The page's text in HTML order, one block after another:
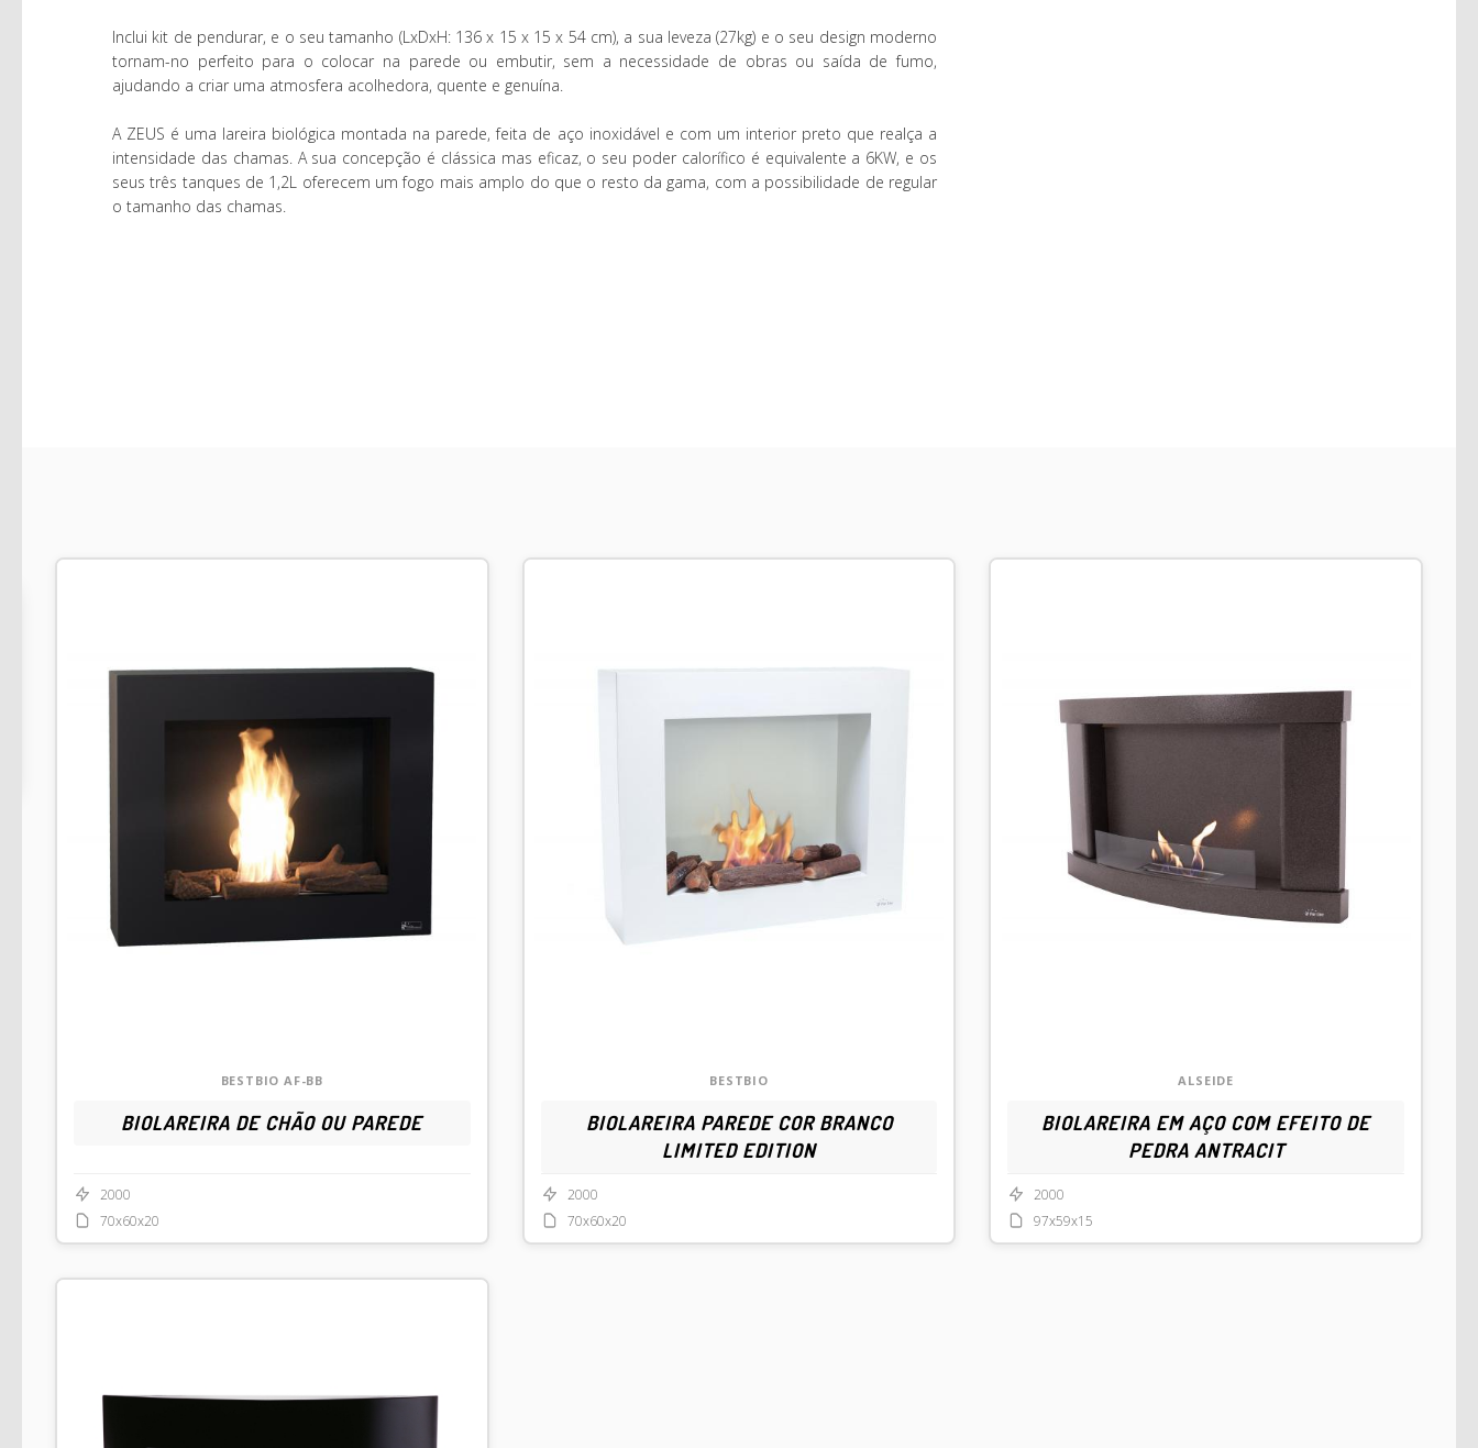
Inclui kit de pendurar, e o seu tamanho (LxDxH: 136 x 15 x 15 x 54 cm), a sua leveza (27kg) e o seu design moderno
tornam-no perfeito para o colocar na parede ou embutir, sem a necessidade de obras ou saída de fumo,
ajudando a criar uma atmosfera acolhedora, quente e genuína.
A ZEUS é uma lareira biológica montada na parede, feita de aço inoxidável e com um interior preto que realça a
intensidade das chamas. A sua concepção é clássica mas eficaz, o seu poder calorífico é equivalente a 6KW, e os
seus três tanques de 1,2L oferecem um fogo mais amplo do que o resto da gama, com a possibilidade de regular
o tamanho das chamas.
BESTBIO AF-BB
BIOLAREIRA DE CHÃO OU PAREDE
2000
70x60x20
BESTBIO
BIOLAREIRA PAREDE COR BRANCO
LIMITED EDITION
2000
70x60x20
ALSEIDE
BIOLAREIRA EM AÇO COM EFEITO DE
PEDRA ANTRACIT
2000
97x59x15